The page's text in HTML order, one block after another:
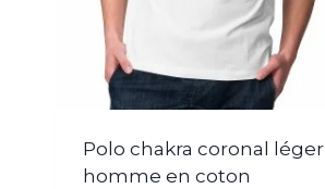
Polo chakra coronal léger
homme en coton